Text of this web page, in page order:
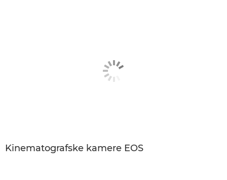
Kinematografske kamere EOS